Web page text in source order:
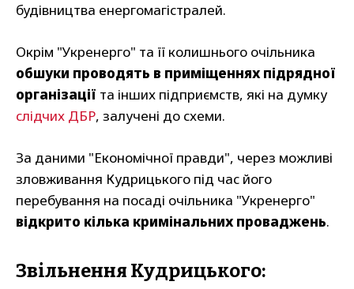
будівництва енергомагістралей.
Окрім "Укренерго" та її колишнього очільника
обшуки проводять в приміщеннях підрядної
організації та інших підприємств, які на думку
слідчих ДБР, залучені до схеми.
За даними "Економічної правди", через можливі
зловживання Кудрицького під час його
перебування на посаді очільника "Укренерго"
відкрито кілька кримінальних проваджень.
Звільнення Кудрицького: